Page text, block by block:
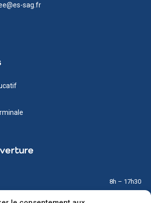
sag.fr
8h – 17h30